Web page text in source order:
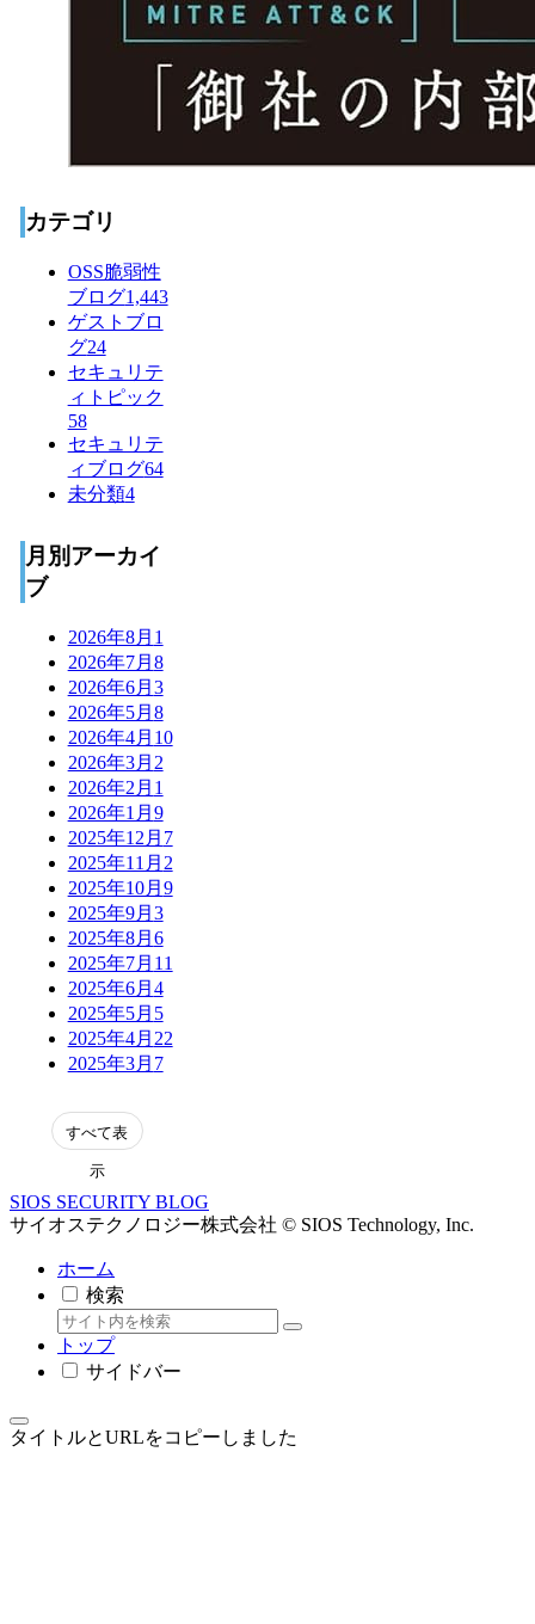
カテゴリ
OSS脆弱性
ブログ1,443
ゲストブロ
グ24
セキュリテ
ィトピック
58
セキュリテ
ィブログ64
未分類4
月別アーカイ
ブ
2026年8月 1
2026年7月 8
2026年6月 3
2026年5月 8
2026年4月 10
2026年3月 2
2026年2月 1
2026年1月 9
2025年12月 7
2025年11月 2
2025年10月 9
2025年9月 3
2025年8月 6
2025年7月 11
2025年6月 4
2025年5月 5
2025年4月 22
2025年3月 7
表
示
SIOS SECURITY BLOG
サイオステクノロジー株式会社 © SIOS Technology, Inc.
ホーム
検索
トップ
サイドバー
タイトルとURLをコピーしました